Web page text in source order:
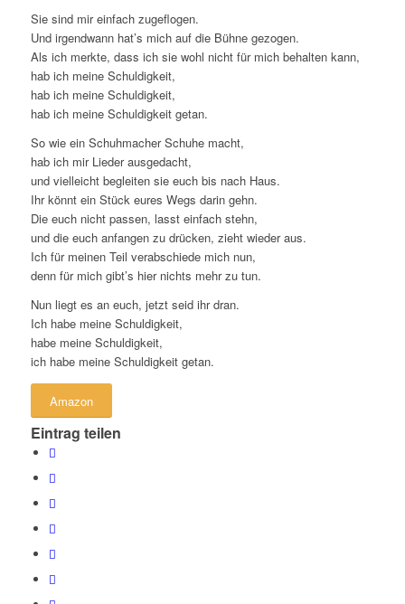
Sie sind mir einfach zugeflogen.
Und irgendwann hat’s mich auf die Bühne gezogen.
Als ich merkte, dass ich sie wohl nicht für mich behalten kann,
hab ich meine Schuldigkeit,
hab ich meine Schuldigkeit,
hab ich meine Schuldigkeit getan.
So wie ein Schuhmacher Schuhe macht,
hab ich mir Lieder ausgedacht,
und vielleicht begleiten sie euch bis nach Haus.
Ihr könnt ein Stück eures Wegs darin gehn.
Die euch nicht passen, lasst einfach stehn,
und die euch anfangen zu drücken, zieht wieder aus.
Ich für meinen Teil verabschiede mich nun,
denn für mich gibt’s hier nichts mehr zu tun.
Nun liegt es an euch, jetzt seid ihr dran.
Ich habe meine Schuldigkeit,
habe meine Schuldigkeit,
ich habe meine Schuldigkeit getan.
Amazon
Eintrag teilen